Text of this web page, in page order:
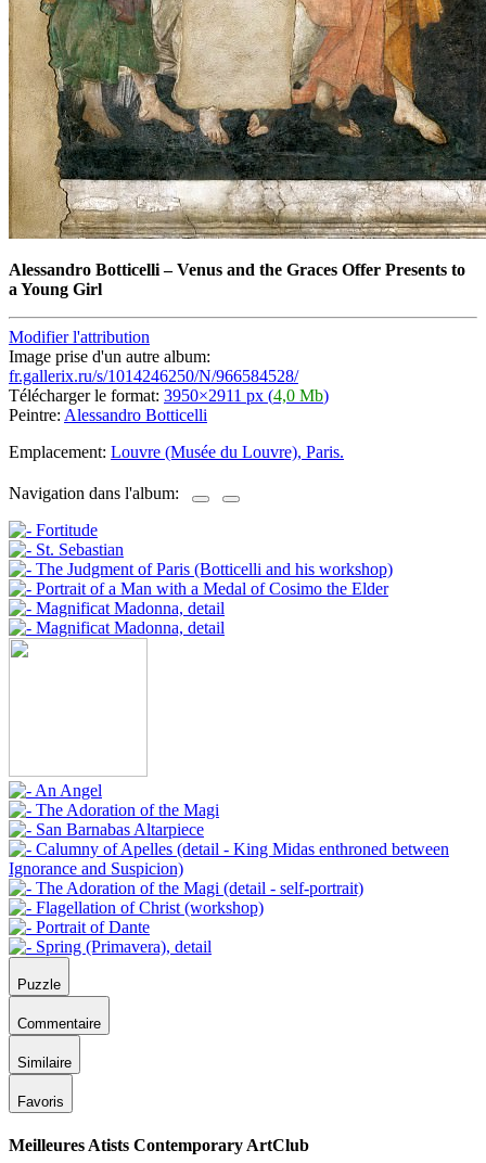
Alessandro Botticelli–Venus and the Graces Offer Presents to
a Young Girl
Modifier l'attribution
Image prise d'un autre album:
fr.gallerix.ru/s/1014246250/N/966584528/
Télécharger le format: 3950×2911 px (4,0 Mb)
Peintre: Alessandro Botticelli
Emplacement: Louvre (Musée du Louvre), Paris.
Navigation dans l'album:
Puzzle
Commentaire
Similaire
Favoris
Meilleures Atists Contemporary ArtClub